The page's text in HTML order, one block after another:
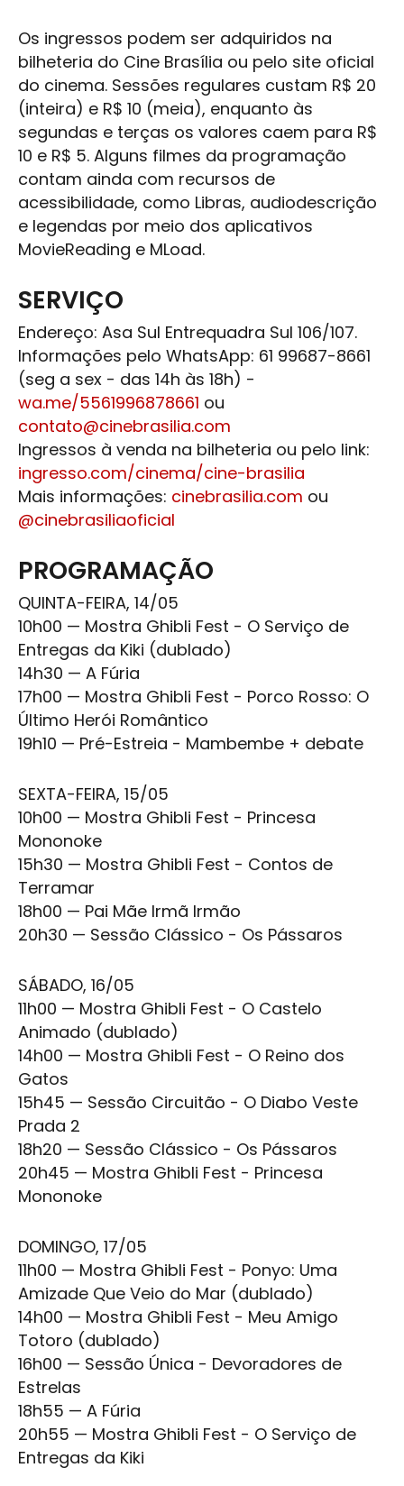
Os ingressos podem ser adquiridos na
bilheteria do Cine Brasília ou pelo site oficial
do cinema. Sessões regulares custam R$ 20
(inteira) e R$ 10 (meia), enquanto às
segundas e terças os valores caem para R$
10 e R$ 5. Alguns filmes da programação
contam ainda com recursos de
acessibilidade, como Libras, audiodescrição
e legendas por meio dos aplicativos
MovieReading e MLoad.
SERVIÇO
Endereço: Asa Sul Entrequadra Sul 106/107.
Informações pelo WhatsApp: 61 99687-8661
(seg a sex - das 14h às 18h) -
wa.me/5561996878661 ou
contato@cinebrasilia.com
Ingressos à venda na bilheteria ou pelo link:
ingresso.com/cinema/cine-brasilia
Mais informações: cinebrasilia.com ou
@cinebrasiliaoficial
PROGRAMAÇÃO
QUINTA-FEIRA, 14/05
10h00 — Mostra Ghibli Fest - O Serviço de
Entregas da Kiki (dublado)
14h30 — A Fúria
17h00 — Mostra Ghibli Fest - Porco Rosso: O
Último Herói Romântico
19h10 — Pré-Estreia - Mambembe + debate
SEXTA-FEIRA, 15/05
10h00 — Mostra Ghibli Fest - Princesa
Mononoke
15h30 — Mostra Ghibli Fest - Contos de
Terramar
18h00 — Pai Mãe Irmã Irmão
20h30 — Sessão Clássico - Os Pássaros
SÁBADO, 16/05
11h00 — Mostra Ghibli Fest - O Castelo
Animado (dublado)
14h00 — Mostra Ghibli Fest - O Reino dos
Gatos
15h45 — Sessão Circuitão - O Diabo Veste
Prada 2
18h20 — Sessão Clássico - Os Pássaros
20h45 — Mostra Ghibli Fest - Princesa
Mononoke
DOMINGO, 17/05
11h00 — Mostra Ghibli Fest - Ponyo: Uma
Amizade Que Veio do Mar (dublado)
14h00 — Mostra Ghibli Fest - Meu Amigo
Totoro (dublado)
16h00 — Sessão Única - Devoradores de
Estrelas
18h55 — A Fúria
20h55 — Mostra Ghibli Fest - O Serviço de
Entregas da Kiki